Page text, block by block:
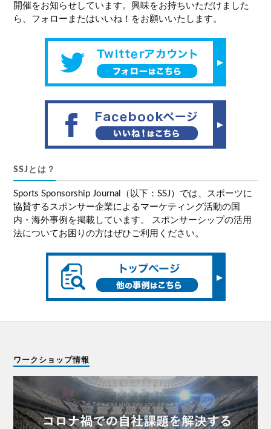
開催をお知らせしています。興味をお持ちいただけました
ら、フォローまたはいいね！をお願いいたします。
SSJとは？
Sports Sponsorship Journal（以下：SSJ）では、スポーツに
協賛するスポンサー企業によるマーケティング活動の国
内・海外事例を掲載しています。 スポンサーシップの活用
法についてお困りの方はぜひご利用ください。
ワークショップ情報